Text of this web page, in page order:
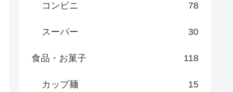
コンビニ 78
スーパー 30
食品・お菓子 118
カップ麺 15